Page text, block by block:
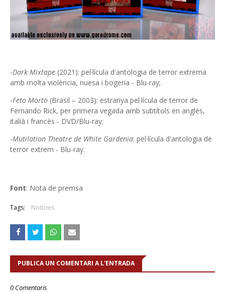
-Dark Mixtape (2021): pel·lícula d'antologia de terror extrema
amb molta violència, nuesa i bogeria - Blu-ray;
-Feto Morto (Brasil – 2003): estranya pel·lícula de terror de
Fernando Rick, per primera vegada amb subtítols en anglès,
italià i francès - DVD/Blu-ray;
-Mutilation Theatre de White Gardenia: pel·lícula d'antologia de
terror extrem - Blu-ray.
Font: Nota de premsa
Tags: Notícies
PUBLICA UN COMENTARI A L'ENTRADA
0 Comentaris